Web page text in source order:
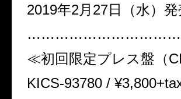
2019年2月 27日（水）発
≪初回限定プレス盤（
KICS-93780 /